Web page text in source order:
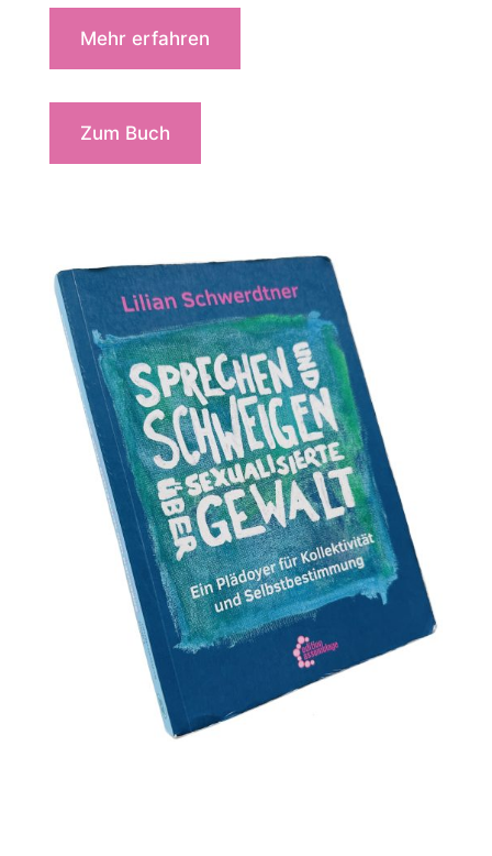
Mehr erfahren
Zum Buch